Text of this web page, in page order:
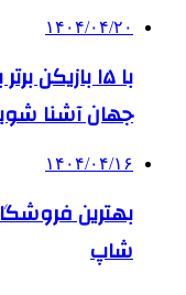
۱۴۰۴/۰۴/۲۰
جهان آشنا
۱۴۰۴/۰۴/۱۶
بهترین
شاپ